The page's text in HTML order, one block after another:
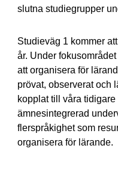
slutna studiegrupper
Studieväg 1 kommer
år. Under
att organisera för
prövat, observerat och
kopplat till våra
ämnesintegrerad
flerspråkighet som
organisera för lärande.